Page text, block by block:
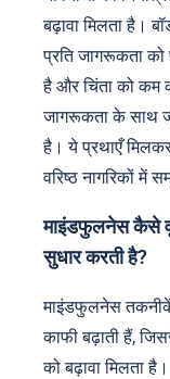
बढ़ावा मिलता है।
प्रति जागरूकता को
है और चिंता को कम
जागरूकता के साथ
है। ये प्रथाएँ
वरिष्ठ नागरिकों में
माइंडफुलनेस कैसे
सुधार करती है?
माइंडफुलनेस तकनीकें
काफी बढ़ाती हैं,
को बढ़ावा मिलता